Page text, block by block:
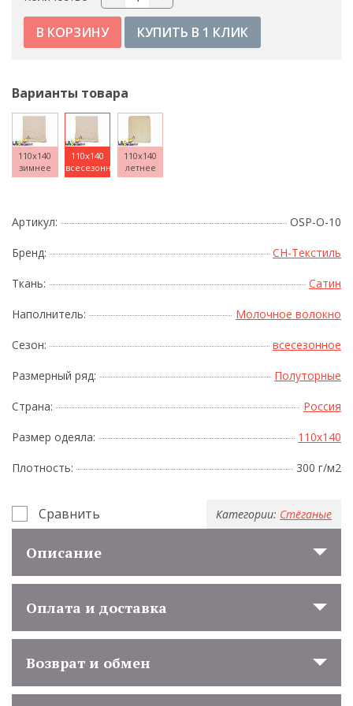
КУПИТЬ В 1 КЛИК
Варианты товара
110x140
зимнее
110x140
всесезонное
110x140
летнее
Артикул: OSP-O-10
Бренд: СН-Текстиль
Ткань: Сатин
Наполнитель: Молочное волокно
Сезон: всесезонное
Размерный ряд: Полуторные
Страна: Россия
Размер одеяла: 110x140
Плотность: 300 г/м2
Сравнить Категории: Стёганые
Описание
Оплата и доставка
Возврат и обмен